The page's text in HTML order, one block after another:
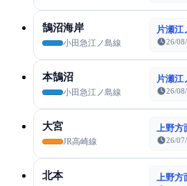
鵠沼海岸
小田急江ノ島線
片瀬江
26/
本鵠沼
小田急江ノ島線
片瀬江
26/
大宮
JR高崎線
上野方
26/
北本 上野方